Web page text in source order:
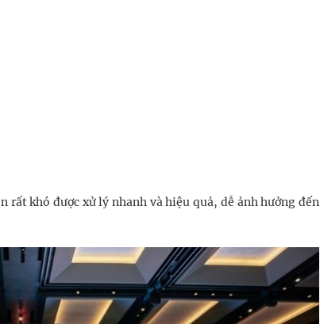
khó được xử lý nhanh và hiệu quả, dễ ảnh hưởng đến